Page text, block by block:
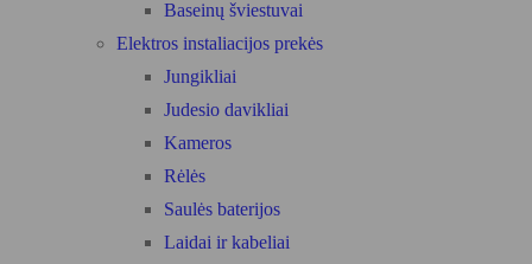
Baseinų šviestuvai
Elektros instaliacijos prekės
Jungikliai
Judesio davikliai
Kameros
Rėlės
Saulės baterijos
Laidai ir kabeliai